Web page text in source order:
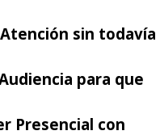
Atención sin todavía
para que
Presencial con